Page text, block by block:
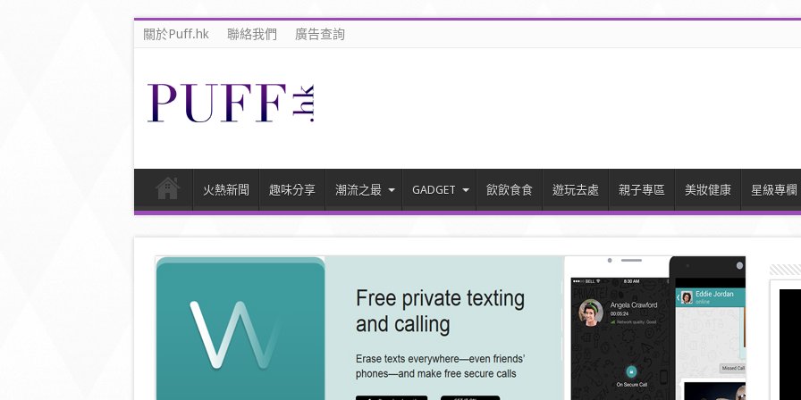
關於Puff.hk 聯絡我們 廣告查詢
火熱新聞 趣味分享 潮流之最 GADGET 飲飲食食 遊玩去處 親子專區 美妝健康 星級專欄